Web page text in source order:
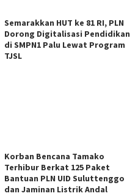
Semarakkan HUT ke 81 RI, PLN
Dorong Digitalisasi Pendidikan
di SMPN1 Palu Lewat Program
TJSL
Korban Bencana Tamako
Terhibur Berkat 125 Paket
Bantuan PLN UID Suluttenggo
dan Jaminan Listrik Andal